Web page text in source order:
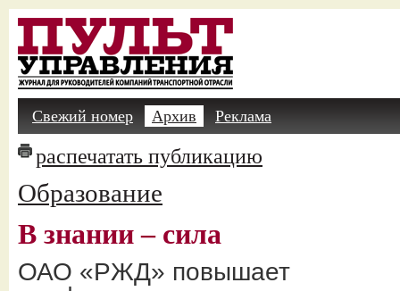
Свежий номер Архив Реклама
распечатать публикацию
Образование
В знании – сила
ОАО «РЖД» повышает